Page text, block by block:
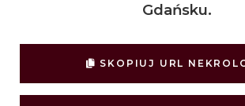
Gdańsku.
SKOPIUJ URL